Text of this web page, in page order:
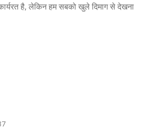
है, लेकिन हम सबको खुले दिमाग से देखना